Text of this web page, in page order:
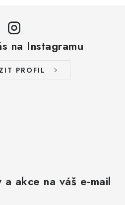
na Instagramu
PROFIL
akce na váš e-mail